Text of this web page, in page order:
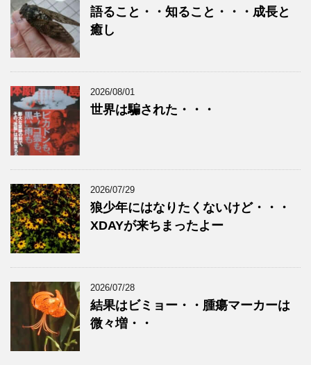
語ること・・知ること・・・成長と
癒し
2026/08/01
世界は騙された・・・
2026/07/29
狼少年にはなりたくないけど・・・
XDAYが来ちまったよー
2026/07/28
結果はビミョー・・腫瘍マーカーは
微々増・・